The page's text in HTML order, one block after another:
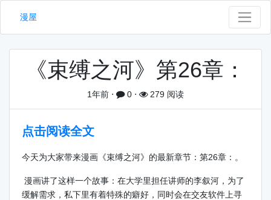
漫屋
《束缚之河》第26章：
1年前 ⋅ 0 ⋅ 279 阅读
点击阅读全文
今天为大家带来漫画《束缚之河》的最新章节：第26章：。
漫画讲了这样一个故事：在大学里担任讲师的李叙河，为了
缓解需求，私下里有着特殊的癖好，同时会在交友软件上寻